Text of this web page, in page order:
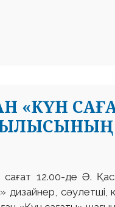
«КҮН
12.00-де Ә.
дизайнер,